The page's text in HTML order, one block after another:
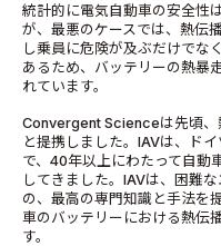
統計的に電気自動車の安全性
が、最悪のケースでは、熱伝
し乗員に危険が及ぶだけでな
あるため、バッテリーの熱暴
れています。
Convergent Scienceは先頃、
と提携しました。IAVは、ド
で、40年以上にわたって自動
してきました。IAVは、困難
の、最高の専門知識と手法を
車のバッテリーにおける熱伝
す。